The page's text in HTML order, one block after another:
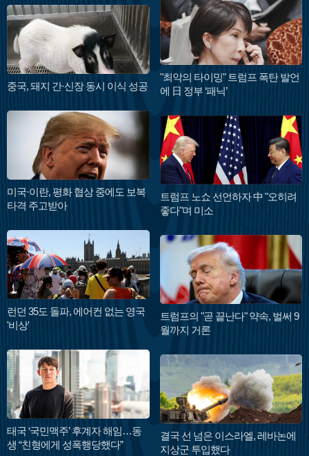
중국, 돼지 간·신장 동시 이식 성공
미국·이란, 평화 협상 중에도 보복
타격 주고받아
런던 35도 돌파, 에어컨 없는 영국
'비상'
태국 ‘국민맥주’ 후계자 해임…동
생 “친형에게 성폭행당했다”
"최악의 타이밍" 트럼프 폭탄 발언
에 日 정부 ‘패닉’
트럼프 노쇼 선언하자 中 "오히려
좋다"며 미소
트럼프의 "곧 끝난다" 약속, 벌써 9
월까지 거론
결국 선 넘은 이스라엘, 레바논에
지상군 투입했다